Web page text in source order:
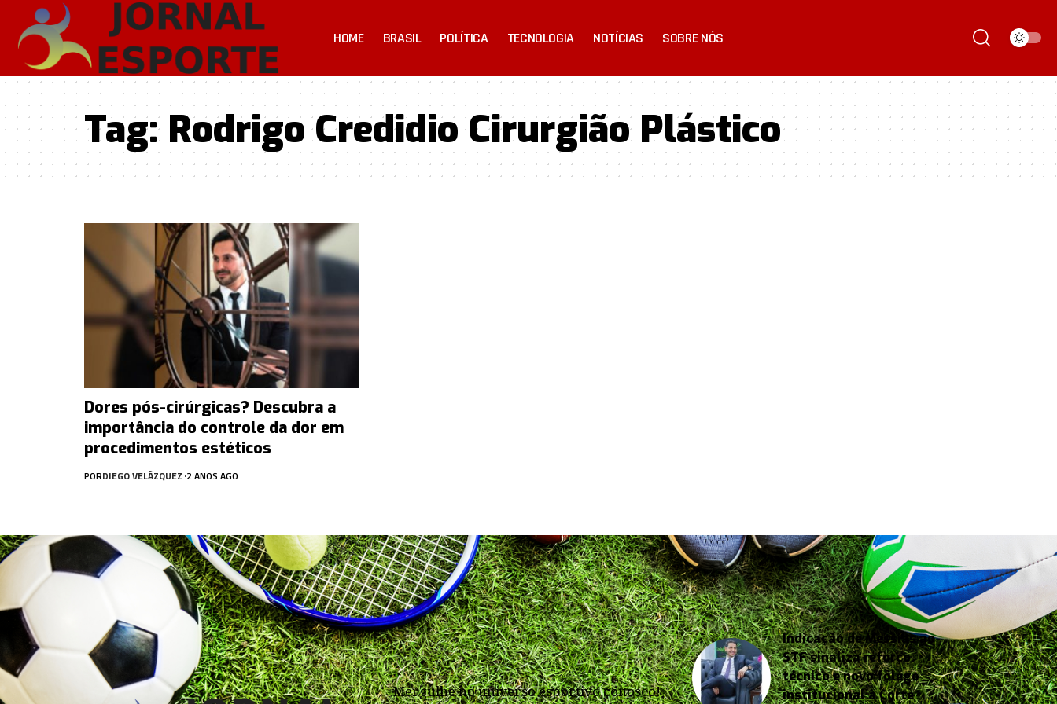
HOME BRASIL POLÍTICA TECNOLOGIA NOTÍCIAS SOBRE NÓS
Tag: Rodrigo Credidio Cirurgião Plástico
Dores pós-cirúrgicas? Descubra a
importância do controle da dor em
procedimentos estéticos
PORDIEGO VELÁZQUEZ 2 ANOS AGO
Mergulhe no universo esportivo conosco!
Indicação de Messias ao
STF sinaliza reforço
técnico e novo fôlego
institucional à Corte